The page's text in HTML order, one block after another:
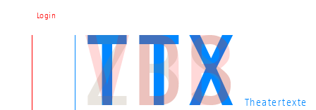
Theatertexte
Login